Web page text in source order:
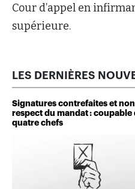
Cour d’appel en
supérieure.
LES DERNIÈRES
Signatures contrefaites et
respect du mandat : coupable
quatre chefs